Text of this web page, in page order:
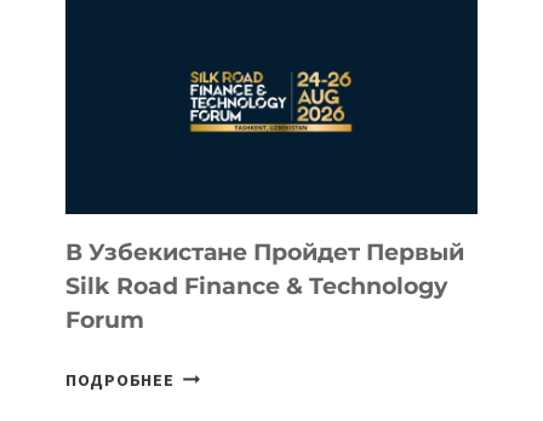
NACE.AI
В Узбекистане Пройдет Первый
Silk Road Finance & Technology
Forum
ПОДРОБНЕЕ В